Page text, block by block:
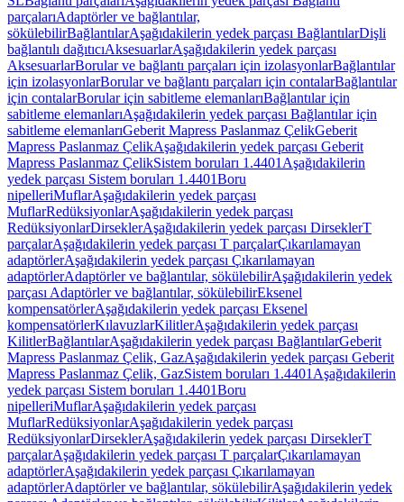
parçalarıAdaptörler ve bağlantılar,
sökülebilirBağlantılarAşağıdakilerin yedek parçası BağlantılarDişli
bağlantılı dağıtıcıAksesuarlarAşağıdakilerin yedek parçası
AksesuarlarBorular ve bağlantı parçaları için izolasyonlarBağlantılar
için izolasyonlarBorular ve bağlantı parçaları için contalarBağlantılar
için contalarBorular için sabitleme elemanlarıBağlantılar için
sabitleme elemanlarıAşağıdakilerin yedek parçası Bağlantılar için
sabitleme elemanlarıGeberit Mapress Paslanmaz ÇelikGeberit
Mapress Paslanmaz ÇelikAşağıdakilerin yedek parçası Geberit
Mapress Paslanmaz ÇelikSistem boruları 1.4401 Aşağıdakilerin
yedek parçası Sistem boruları 1.4401Boru
nipelleriMuflarAşağıdakilerin yedek parçası
MuflarRedüksiyonlarAşağıdakilerin yedek parçası
RedüksiyonlarDirseklerAşağıdakilerin yedek parçası DirseklerT
parçalarAşağıdakilerin yedek parçası T parçalarÇıkarılamayan
adaptörlerAşağıdakilerin yedek parçası Çıkarılamayan
adaptörlerAdaptörler ve bağlantılar, sökülebilirAşağıdakilerin yedek
parçası Adaptörler ve bağlantılar, sökülebilirEksenel
kompensatörlerAşağıdakilerin yedek parçası Eksenel
kompensatörlerKılavuzlarKilitlerAşağıdakilerin yedek parçası
KilitlerBağlantılarAşağıdakilerin yedek parçası BağlantılarGeberit
Mapress Paslanmaz Çelik, GazAşağıdakilerin yedek parçası Geberit
Mapress Paslanmaz Çelik, GazSistem boruları 1.4401 Aşağıdakilerin
yedek parçası Sistem boruları 1.4401Boru
nipelleriMuflarAşağıdakilerin yedek parçası
MuflarRedüksiyonlarAşağıdakilerin yedek parçası
RedüksiyonlarDirseklerAşağıdakilerin yedek parçası DirseklerT
parçalarAşağıdakilerin yedek parçası T parçalarÇıkarılamayan
adaptörlerAşağıdakilerin yedek parçası Çıkarılamayan
adaptörlerAdaptörler ve bağlantılar, sökülebilirAşağıdakilerin yedek